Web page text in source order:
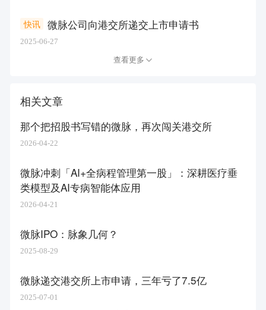
微脉公司向港交所递交上市申请书
快讯
2025-06-27
查看更多
相关文章
那个把招股书写错的微脉，再次闯关港交所
2026-04-22
微脉冲刺「AI+全病程管理第一股」：深耕医疗垂
类模型及AI专病智能体应用
2026-04-21
微脉IPO：脉象几何？
2025-08-29
微脉递交港交所上市申请，三年亏了7.5亿
2025-07-01